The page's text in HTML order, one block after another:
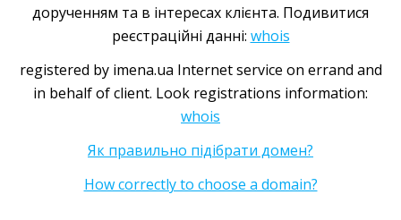
дорученням та в інтересах клієнта. Подивитися
реєстраційні данні: whois
registered by imena.ua Internet service on errand and
in behalf of client. Look registrations information:
whois
Як правильно підібрати домен?
How correctly to choose a domain?